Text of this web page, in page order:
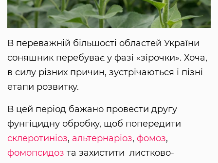
В переважній більшості областей України
соняшник перебуває у фазі «зірочки». Хоча,
в силу різних причин, зустрічаються і пізні
етапи розвитку.
В цей період бажано провести другу
фунгіцидну обробку, щоб попередити
склеротиніоз, альтернаріоз, фомоз,
фомопсидоз та захистити листково-